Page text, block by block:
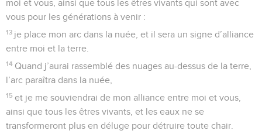
moi et vous, ainsi que tous les êtres vivants qui sont avec
vous pour les générations à venir :
13 je place mon arc dans la nuée, et il sera un signe d’alliance
entre moi et la terre.
14 Quand j’aurai rassemblé des nuages au-dessus de la terre,
l’arc paraîtra dans la nuée,
15 et je me souviendrai de mon alliance entre moi et vous,
ainsi que tous les êtres vivants, et les eaux ne se
transformeront plus en déluge pour détruire toute chair.